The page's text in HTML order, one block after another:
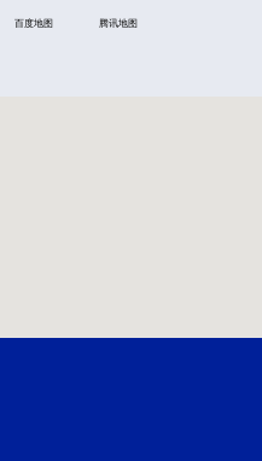
百度地图 腾讯地图